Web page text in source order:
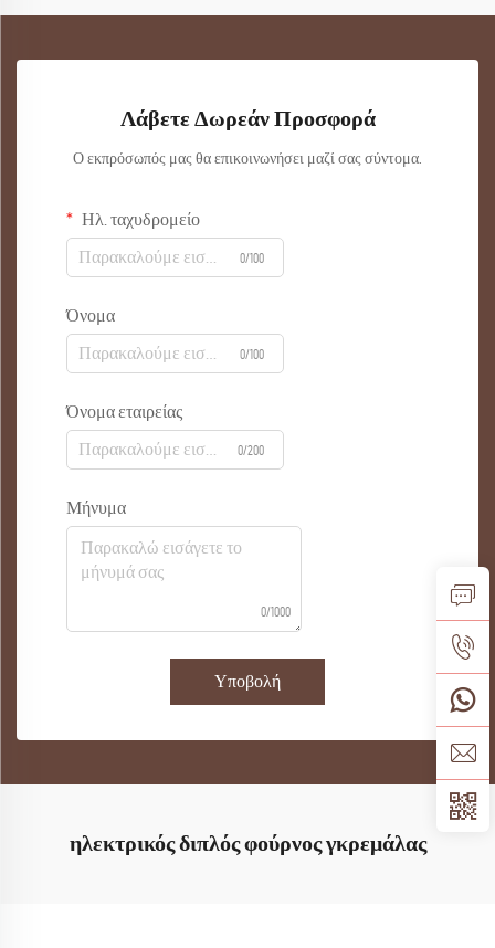
Λάβετε Δωρεάν Προσφορά
Ο εκπρόσωπός μας θα επικοινωνήσει μαζί σας σύντομα.
Ηλ. ταχυδρομείο
0/100
Όνομα
0/100
Όνομα εταιρείας
0/200
Μήνυμα
0/1000
Υποβολή
ηλεκτρικός διπλός φούρνος γκρεμάλας